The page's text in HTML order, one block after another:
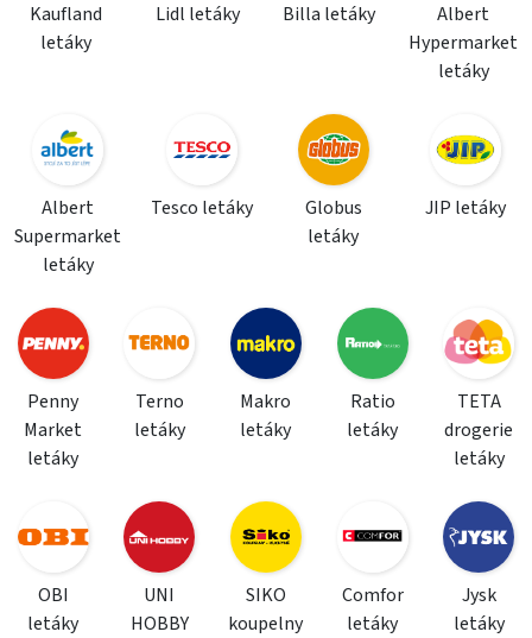
Kaufland
letáky
Lidl letáky Billa letáky
Albert
Hypermarket
letáky
Albert
Supermarket
letáky
Tesco letáky
Globus
letáky
JIP letáky
Penny
Market
letáky
Terno
letáky
Makro
letáky
Ratio
letáky
TETA
drogerie
letáky
OBI
letáky
UNI
HOBBY
SIKO
koupelny
Comfor
letáky
Jysk
letáky